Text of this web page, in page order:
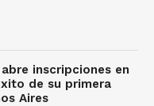
inscripciones en
de su primera
Aires